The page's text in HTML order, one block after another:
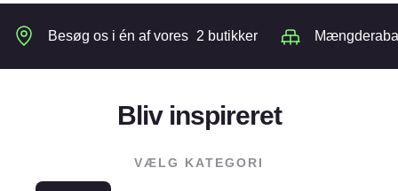
Besøg os i én af vores 2 butikker
Bliv inspireret
VÆLG KATEGORI